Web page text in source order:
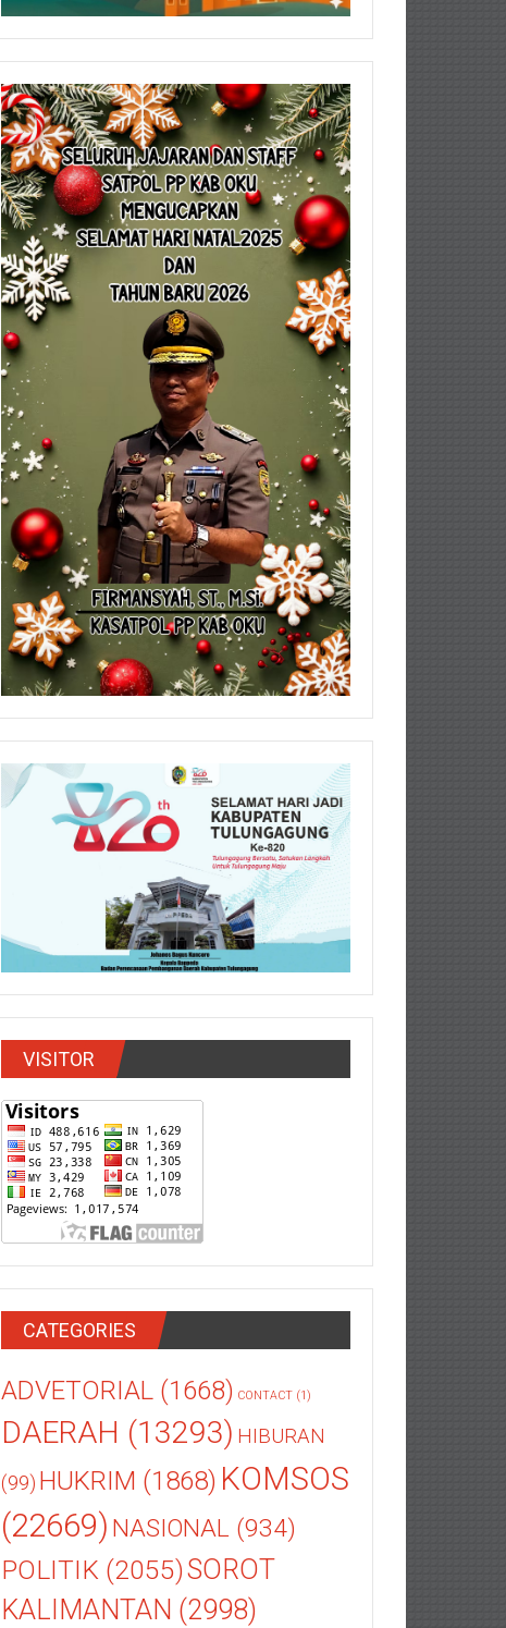
VISITOR
CATEGORIES
ADVETORIAL (1668) CONTACT (1)
DAERAH (13293) HIBURAN
(99) HUKRIM (1868) KOMSOS
(22669) NASIONAL (934)
POLITIK (2055)SOROT
KALIMANTAN (2998)